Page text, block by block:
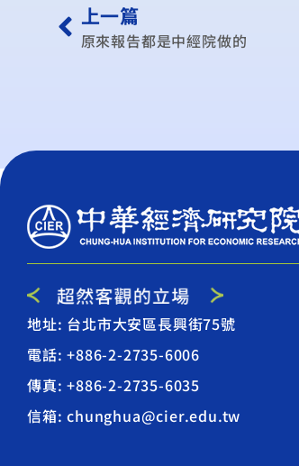
上一篇
原來報告都是中經院做的
地址: 台北市大安區長興街75號
電話: +886-2-2735-6006
傳真: +886-2-2735-6035
信箱: chunghua@cier.edu.tw